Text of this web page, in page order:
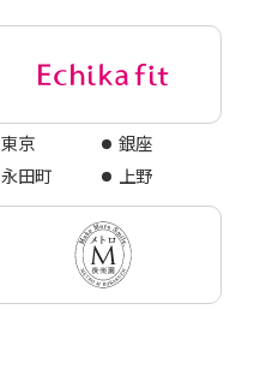
東京
銀座
永田町
上野